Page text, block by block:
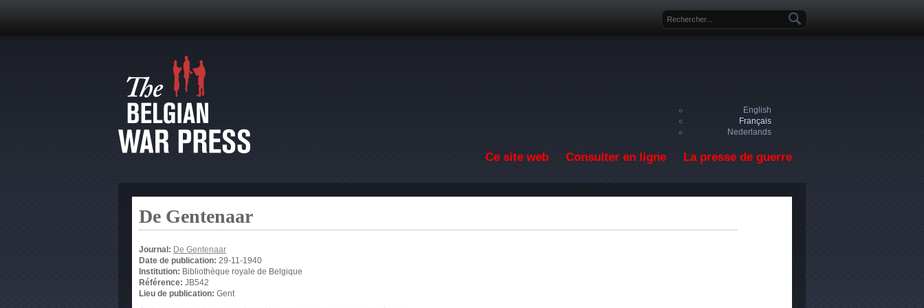
Formulaire de recherche
English
Français
Nederlands
Ce site web Consulter en ligne La presse de guerre
De Gentenaar
Journal: De Gentenaar
Date de publication: 29-11-1940
Institution: Bibliothèque royale de Belgique
Référence: JB542
Lieu de publication: Gent